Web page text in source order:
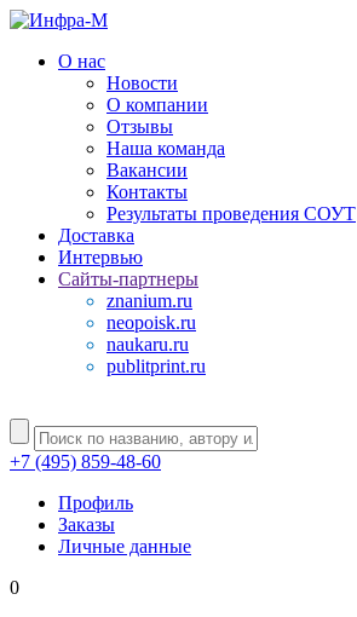
О нас
Новости
О компании
Отзывы
Наша команда
Вакансии
Контакты
Результаты проведения СОУТ
Доставка
Интервью
Сайты-партнеры
znanium.ru
neopoisk.ru
naukaru.ru
publitprint.ru
+7 (495) 859-48-60
Профиль
Заказы
Личные данные
0